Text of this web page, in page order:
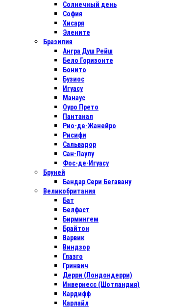
Солнечный день
София
Хисаря
Элените
Бразилия
Ангра Душ Рейш
Бело Горизонте
Бонито
Бузиос
Игуасу
Манаус
Оуро Прето
Пантанал
Рио-де-Жанейро
Рисифи
Сальвадор
Сан-Паулу
Фос-де-Игуасу
Бруней
Бандар Сери Бегавану
Великобритания
Бат
Белфаст
Бирмингем
Брайтон
Варвик
Виндзор
Глазго
Гринвич
Дерри (Лондондерри)
Инвернесс (Шотландия)
Кардифф
Карлайл